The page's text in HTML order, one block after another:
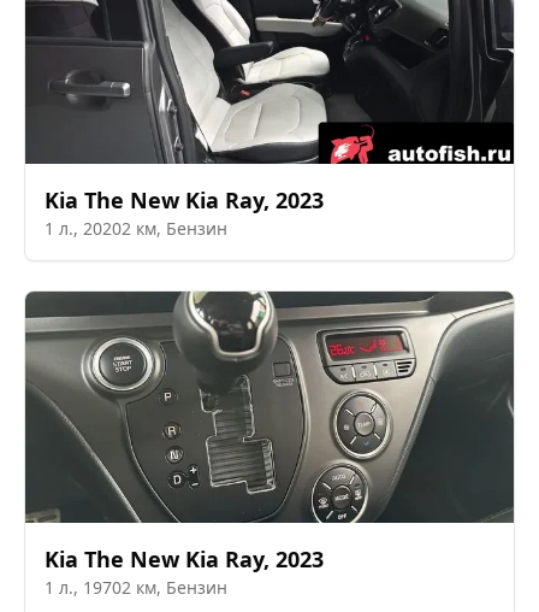
Kia The New Kia Ray, 2023
1 л., 20202 км, Бензин
Kia The New Kia Ray, 2023
1 л., 19702 км, Бензин